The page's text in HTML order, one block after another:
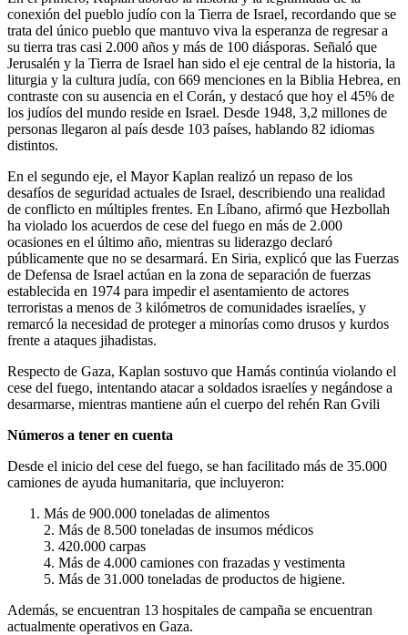
conexión del pueblo judío con la Tierra de Israel, recordando que se
trata del único pueblo que mantuvo viva la esperanza de regresar a
su tierra tras casi 2.000 años y más de 100 diásporas. Señaló que
Jerusalén y la Tierra de Israel han sido el eje central de la historia, la
liturgia y la cultura judía, con 669 menciones en la Biblia Hebrea, en
contraste con su ausencia en el Corán, y destacó que hoy el 45% de
los judíos del mundo reside en Israel. Desde 1948, 3,2 millones de
personas llegaron al país desde 103 países, hablando 82 idiomas
distintos.
En el segundo eje, el Mayor Kaplan realizó un repaso de los
desafíos de seguridad actuales de Israel, describiendo una realidad
de conflicto en múltiples frentes. En Líbano, afirmó que Hezbollah
ha violado los acuerdos de cese del fuego en más de 2.000
ocasiones en el último año, mientras su liderazgo declaró
públicamente que no se desarmará. En Siria, explicó que las Fuerzas
de Defensa de Israel actúan en la zona de separación de fuerzas
establecida en 1974 para impedir el asentamiento de actores
terroristas a menos de 3 kilómetros de comunidades israelíes, y
remarcó la necesidad de proteger a minorías como drusos y kurdos
frente a ataques jihadistas.
Respecto de Gaza, Kaplan sostuvo que Hamás continúa violando el
cese del fuego, intentando atacar a soldados israelíes y negándose a
desarmarse, mientras mantiene aún el cuerpo del rehén Ran Gvili
Números a tener en cuenta
Desde el inicio del cese del fuego, se han facilitado más de 35.000
camiones de ayuda humanitaria, que incluyeron:
Más de 900.000 toneladas de alimentos
2. Más de 8.500 toneladas de insumos médicos
3. 420.000 carpas
4. Más de 4.000 camiones con frazadas y vestimenta
5. Más de 31.000 toneladas de productos de higiene.
Además, se encuentran 13 hospitales de campaña se encuentran
actualmente operativos en Gaza.